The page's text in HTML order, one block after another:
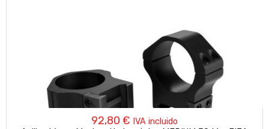
92,80 € IVA incluido